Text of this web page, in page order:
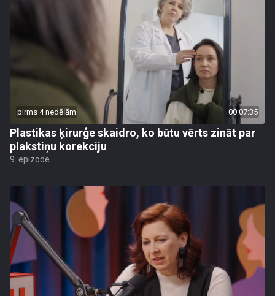
pirms 4 nedēļām 00:07:35
Plastikas ķirurģe skaidro, ko būtu vērts zināt par
plakstiņu korekciju
9. epizode